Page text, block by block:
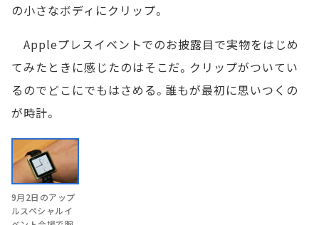
の小さなボディにクリップ。
Appleプレスイベントでのお披露目で実物をはじめ
てみたときに感じたのはそこだ。クリップがついてい
るのでどこにでもはさめる。誰もが最初に思いつくの
が時計。
9月2日のアップ
ルスペシャルイ